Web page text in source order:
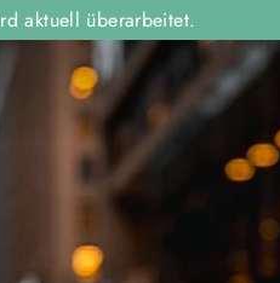
aktuell überarbeitet.